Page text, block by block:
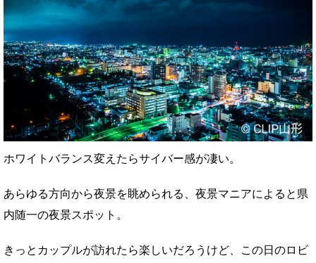
ホワイトバランス変えたらサイバー感が凄い。
あらゆる方向から夜景を眺められる、夜景マニアによると県
内随一の夜景スポット。
きっとカップルが訪れたら楽しいだろうけど、この日のロビ